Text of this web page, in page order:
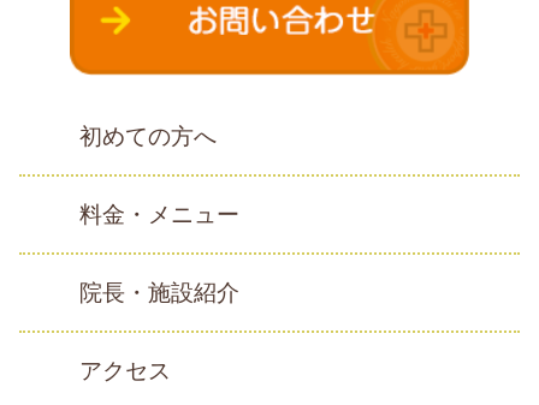
初めての方へ
料金・メニュー
院長・施設紹介
アクセス